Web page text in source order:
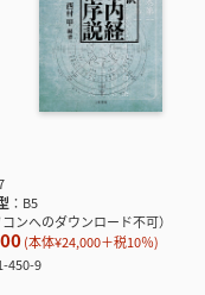
B5
ンへのダウンロード不可）
(本体¥24,000＋税10％)
450-9